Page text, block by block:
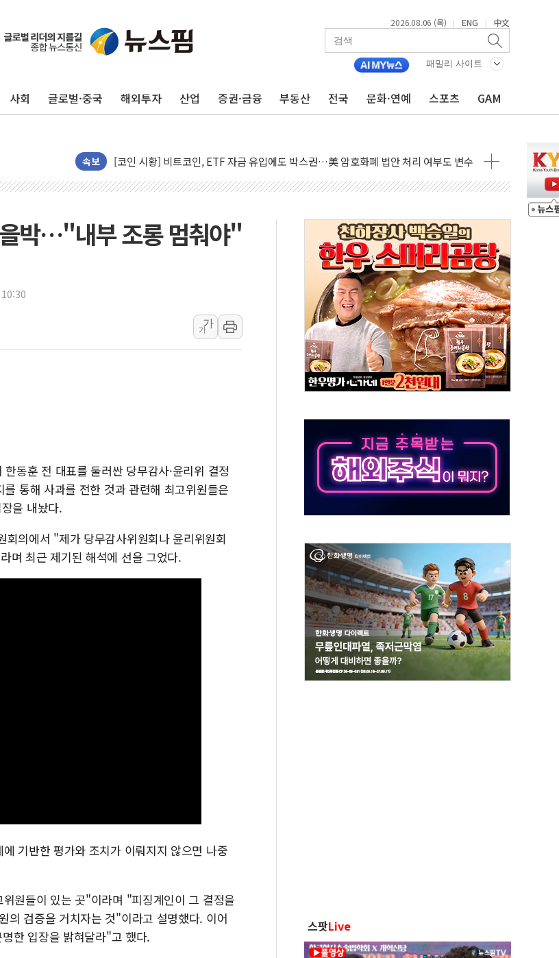
2026.08.06 (목) | ENG | 中文
패밀리 사이트
사회 글로벌·중국 해외투자 산업 증권·금융 부동산 전국 문화·연예 스포츠 GAM
속보
해군과 함께하는 '불금전파, 송정' 시즌2
강원도 폭염특보 11일째…온열질환·가축 피해 최소화 '총력 대응'
[르포] 39도 폭염 속 잠실 개표소 시위 '62일째'..."대부분 여기서 상주"
강원·전라권 폭염중대경보 확대…온열질환자 2665명·사망 23명
양주 가전제품 창고서 화재…차량 3대·건물 1동 전소
[2보] 북한, 원산서 동해상 단거리 탄도미사일 발사
종로·중구 오피스 78%가 준공 10년 이상…리뉴얼이 경쟁력 가른다
법원, '관저 이전 봐주기 감사' 유병호 구속적부심 기각
성폭력 피해자 보호단체, 경찰수사개혁위에 보완수사권 폐지 우려 전달
우크라, 러 탄도미사일 공격에 속수무책… 패트리엇 미사일 지원, 작년의 3분의 1
"5.18은 북한 지령" 설교한 목사 불구속 송치
[종합] 특검, '양평' 원희룡 2차 조사…'당정대 회의' 한동훈·방기선 수사도 속도
[내일날씨] 절기상 '입추'에 폭염 절정…서울 한낮 39도
CJ온스타일, 2분기 영업익 260억원…전년 比 21.2%↑
AI 연산은 포항, 전력 저장은 영광…지역펀드 9·10호 확정
[속보] 북, 동해상으로 미상 발사체 발사
박…"내부 조롱 멈춰야"
가
가
동훈 전 대표를 둘러싼 당무감사·윤리위 결정
통해 사과를 전한 것과 관련해 최고위원들은
을 내놨다.
의에서 "제가 당무감사위원회나 윤리위원회
며 최근 제기된 해석에 선을 그었다.
기반한 평가와 조치가 이뤄지지 않으면 나중
원들이 있는 곳"이라며 "피징계인이 그 결정을
의 검증을 거치자는 것"이라고 설명했다. 이어
한 입장을 밝혀달라"고 했다.
스팟Live